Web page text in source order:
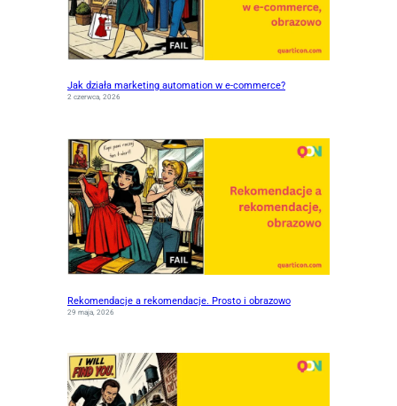
Jak działa marketing automation w e-commerce?
2 czerwca, 2026
Rekomendacje a rekomendacje. Prosto i obrazowo
29 maja, 2026